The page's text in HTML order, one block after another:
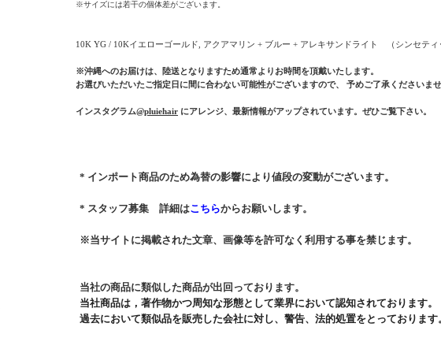
※サイズには若干の個体差がございます。
10K YG / 10Kイエローゴールド, アクアマリン + ブルー + アレキサンドライト （シンセティ
※沖縄へのお届けは、陸送となりますため通常よりお時間を頂戴いたします。
お選びいただいたご指定日に間に合わない可能性がございますので、 予めご了承くださいませ
インスタグラム@pluiehair にアレンジ、最新情報がアップされています。ぜひご覧下さい。
* インポート商品のため為替の影響により値段の変動がございます。
* スタッフ募集 詳細はこちらからお願いします。
※当サイトに掲載された文章、画像等を許可なく利用する事を禁じます。
当社の商品に類似した商品が出回っております。
当社商品は，著作物かつ周知な形態として業界において認知されております。
過去において類似品を販売した会社に対し、警告、法的処置をとっております